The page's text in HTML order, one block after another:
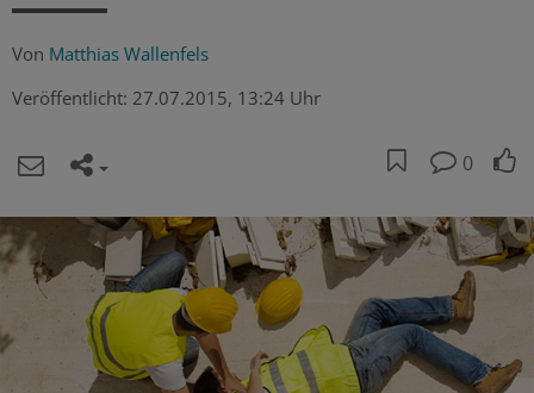
Von Matthias Wallenfels
Veröffentlicht: 27.07.2015, 13:24 Uhr
0